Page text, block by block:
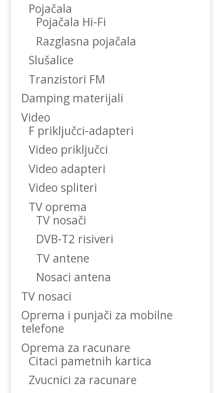
Pojačala
Pojačala Hi-Fi
Razglasna pojačala
Slušalice
Tranzistori FM
Damping materijali
Video
F priključci-adapteri
Video priključci
Video adapteri
Video spliteri
TV oprema
TV nosači
DVB-T2 risiveri
TV antene
Nosaci antena
TV nosaci
Oprema i punjači za mobilne
telefone
Oprema za racunare
Citaci pametnih kartica
Zvucnici za racunare